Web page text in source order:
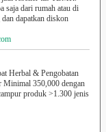
saja dari rumah atau di
dapatkan diskon
Herbal & Pengobatan
350,000 dengan
produk >1.300 jenis